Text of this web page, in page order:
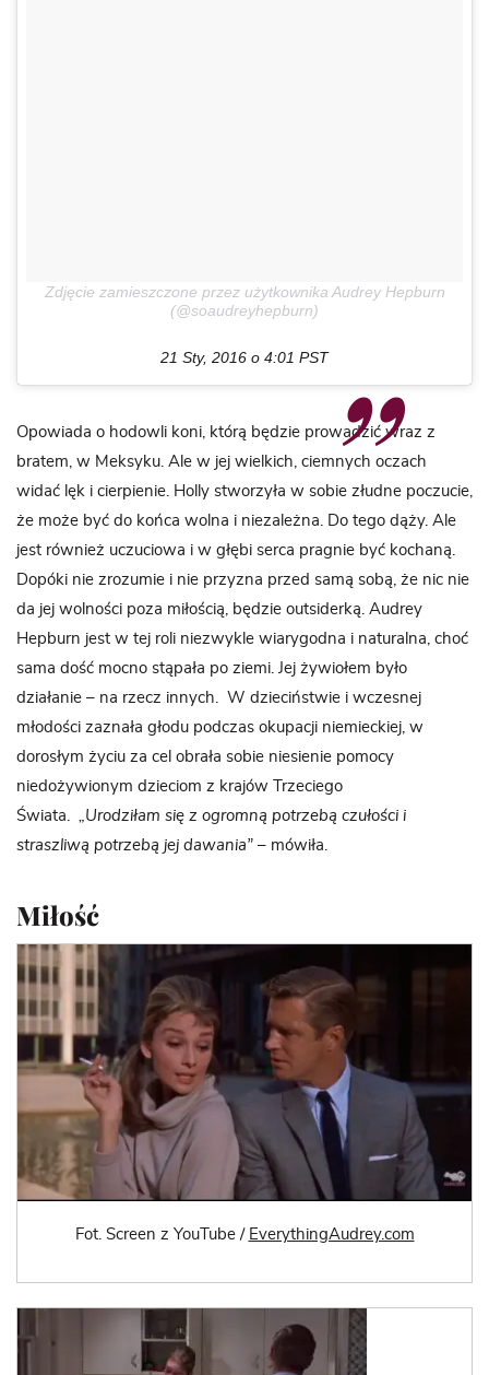
Zdjęcie zamieszczone przez użytkownika Audrey Hepburn
(@soaudreyhepburn)
21 Sty, 2016 o 4:01 PST
Opowiada o hodowli koni, którą będzie prowadzić wraz z
bratem, w Meksyku. Ale w jej wielkich, ciemnych oczach
widać lęk i cierpienie. Holly stworzyła w sobie złudne poczucie,
że może być do końca wolna i niezależna. Do tego dąży. Ale
jest również uczuciowa i w głębi serca pragnie być kochaną.
Dopóki nie zrozumie i nie przyzna przed samą sobą, że nic nie
da jej wolności poza miłością, będzie outsiderką. Audrey
Hepburn jest w tej roli niezwykle wiarygodna i naturalna, choć
sama dość mocno stąpała po ziemi. Jej żywiołem było
działanie – na rzecz innych. W dzieciństwie i wczesnej
młodości zaznała głodu podczas okupacji niemieckiej, w
dorosłym życiu za cel obrała sobie niesienie pomocy
niedożywionym dzieciom z krajów Trzeciego
Świata. „Urodziłam się z ogromną potrzebą czułości i
straszliwą potrzebą jej dawania” – mówiła.
Miłość
Fot. Screen z YouTube / EverythingAudrey.com